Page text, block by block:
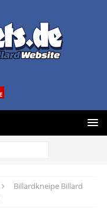
Billardkneipe Billard